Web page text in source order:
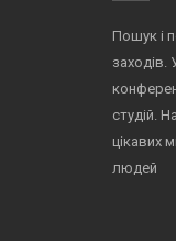
Пошук і
заходів.
студій.
цікавих
людей